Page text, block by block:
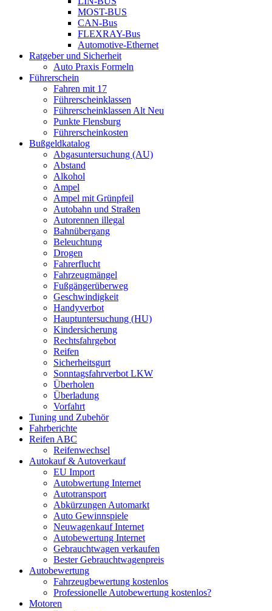
MOST-BUS
CAN-Bus
FLEXRAY-Bus
Automotive-Ethernet
Ratgeber und Sicherheit
Auto Praxis Formeln
Führerschein
Fahren mit 17
Führerscheinklassen
Führerscheinklassen Alt Neu
Punkte Flensburg
Führerscheinkosten
Bußgeldkatalog
Abgasuntersuchung (AU)
Abstand
Alkohol
Ampel
Ampel mit Grünpfeil
Autobahn und Straßen
Autorennen illegal
Bahnübergang
Beleuchtung
Drogen
Fahrerflucht
Fahrzeugmängel
Fußgängerüberweg
Geschwindigkeit
Handyverbot
Hauptuntersuchung (HU)
Kindersicherung
Rechtsfahrgebot
Reifen
Sicherheitsgurt
Sonntagsfahrverbot LKW
Überholen
Überladung
Vorfahrt
Tuning und Zubehör
Fahrberichte
Reifen ABC
Reifenwechsel
Autokauf & Autoverkauf
EU Import
Autobwertung Internet
Autotransport
Abkürzungen Automarkt
Auto Gewinnspiele
Neuwagenkauf Internet
Autobewertung Internet
Gebrauchtwagen verkaufen
Bester Gebrauchtwagenpreis
Autobewertung
Fahrzeugbewertung kostenlos
Professionelle Autobewertung kostenlos?
Motoren